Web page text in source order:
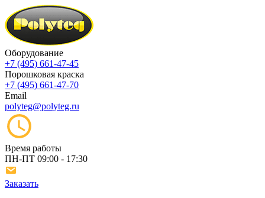
Оборудование
+7 (495) 661-47-45
Порошковая краска
+7 (495) 661-47-70
Email
polyteg@polyteg.ru
Время работы
ПН-ПТ 09:00 - 17:30
Заказать